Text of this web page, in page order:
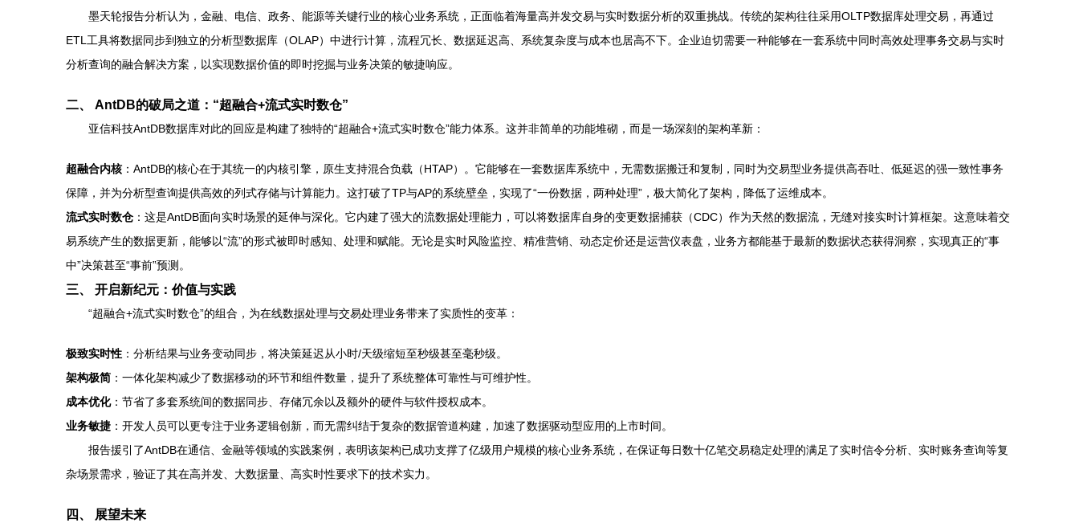
墨天轮报告分析认为，金融、电信、政务、能源等关键行业的核心业务系统，正面临着海量高并发交易与实时数据分析的双重挑战。传统的架构往往采用OLTP数据库处理交易，再通过
ETL工具将数据同步到独立的分析型数据库（OLAP）中进行计算，流程冗长、数据延迟高、系统复杂度与成本也居高不下。企业迫切需要一种能够在一套系统中同时高效处理事务交易与实时
分析查询的融合解决方案，以实现数据价值的即时挖掘与业务决策的敏捷响应。
二、 AntDB的破局之道：“超融合+流式实时数仓”
亚信科技AntDB数据库对此的回应是构建了独特的“超融合+流式实时数仓”能力体系。这并非简单的功能堆砌，而是一场深刻的架构革新：
超融合内核 ：AntDB的核心在于其统一的内核引擎，原生支持混合负载（HTAP）。它能够在一套数据库系统中，无需数据搬迁和复制，同时为交易型业务提供高吞吐、低延迟的强一致性事务
保障，并为分析型查询提供高效的列式存储与计算能力。这打破了TP与AP的系统壁垒，实现了“一份数据，两种处理”，极大简化了架构，降低了运维成本。
流式实时数仓 ：这是AntDB面向实时场景的延伸与深化。它内建了强大的流数据处理能力，可以将数据库自身的变更数据捕获（CDC）作为天然的数据流，无缝对接实时计算框架。这意味着交
易系统产生的数据更新，能够以“流”的形式被即时感知、处理和赋能。无论是实时风险监控、精准营销、动态定价还是运营仪表盘，业务方都能基于最新的数据状态获得洞察，实现真正的“事
中”决策甚至“事前”预测。
三、 开启新纪元：价值与实践
“超融合+流式实时数仓”的组合，为在线数据处理与交易处理业务带来了实质性的变革：
极致实时性 ：分析结果与业务变动同步，将决策延迟从小时/天级缩短至秒级甚至毫秒级。
架构极简 ：一体化架构减少了数据移动的环节和组件数量，提升了系统整体可靠性与可维护性。
成本优化：节省了多套系统间的数据同步、存储冗余以及额外的硬件与软件授权成本。
业务敏捷 ：开发人员可以更专注于业务逻辑创新，而无需纠结于复杂的数据管道构建，加速了数据驱动型应用的上市时间。
报告援引了AntDB在通信、金融等领域的实践案例，表明该架构已成功支撑了亿级用户规模的核心业务系统，在保证每日数十亿笔交易稳定处理的满足了实时信令分析、实时账务查询等复
杂场景需求，验证了其在高并发、大数据量、高实时性要求下的技术实力。
四、 展望未来